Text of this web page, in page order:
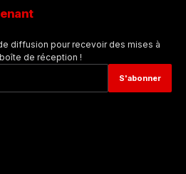
diffusion pour recevoir des mises à
de réception !